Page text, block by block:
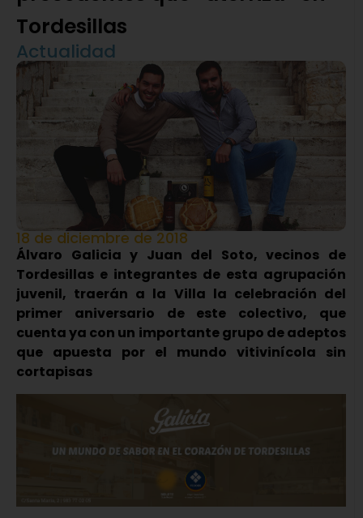
Tordesillas
Actualidad
18 de diciembre de 2018
Álvaro Galicia y Juan del Soto, vecinos de
Tordesillas e integrantes de esta agrupación
juvenil, traerán a la Villa la celebración del
primer aniversario de este colectivo, que
cuenta ya con un importante grupo de adeptos
que apuesta por el mundo vitivinícola sin
cortapisas